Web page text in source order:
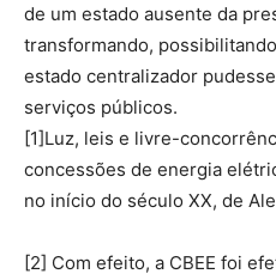
de um estado ausente da
transformando,
estado centralizador
serviços públicos.
[1]Luz, leis e livre-
concessões de energia
no início do século XX, de
[2] Com efeito, a CBEE foi